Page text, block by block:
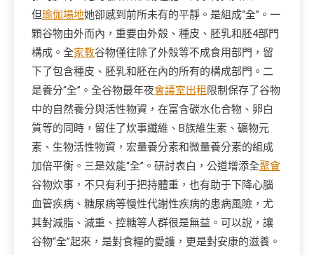
但瑜伽場地她卻感到前所未有的平靜。是組成“全”。一
顆谷物由外而內，重要由外殼、種皮、胚乳和胚4部門
構成。全家教谷物僅往除了外殼等不成食用部門，留
下了包含種皮、胚乳和胚在內的所有的構成部門。二
是養分“全”。全谷物最年夜會議室出租 限制保存了谷物
中的自然養分與活性物資，在富含碳水化合物、卵白
質等的同時，留住了炊事纖維、B族維生素、礦物元
素、生物活性物資，宏量養分素和微量養分素的組成
加倍平衡。三是效能“全”。研討表白，公道增添全聚會
谷物炊事，不只有利于把持體重，也有助于下降心腦
血管疾病、糖尿病等慢性代謝性疾病的患病風險，尤
其對減脂、減重、控糖等人群很是無益。可以說，讓
谷物“全”起來，是對食糧的愛護，更是對安康的滋養。